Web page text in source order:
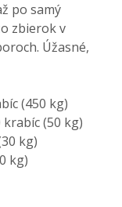
po samý
zbierok v
Úžasné,
(450 kg)
(50 kg)
kg)
kg)